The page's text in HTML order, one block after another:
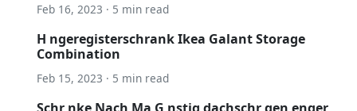
Feb 16, 2023 · 5 min read
H ngeregisterschrank Ikea Galant Storage
Combination
Feb 15, 2023 · 5 min read